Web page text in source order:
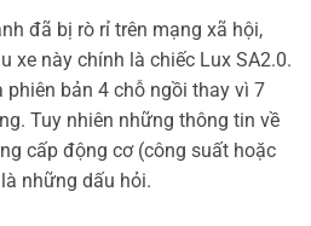
đã bị rò rỉ trên mạng xã hội,
xe này chính là chiếc Lux SA2.0.
phiên bản 4 chỗ ngồi thay vì 7
Tuy nhiên những thông tin về
cấp động cơ (công suất hoặc
những dấu hỏi.